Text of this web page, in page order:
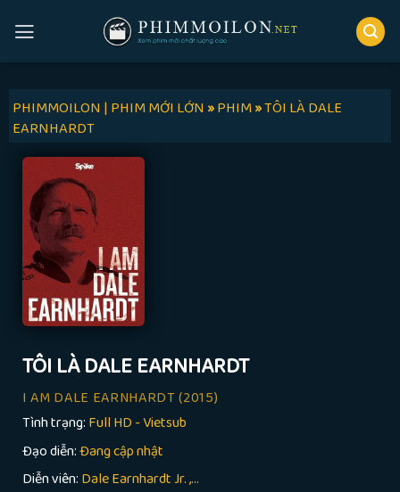
PHIMMOILON | PHIM MỚI LỚN»PHIM»TÔI LÀ DALE
EARNHARDT
TÔI LÀ DALE EARNHARDT
I AM DALE EARNHARDT(2015)
Tình trạng: Full HD - Vietsub
Đạo diễn:Đang cập nhật
Diễn viên: Dale Earnhardt Jr. ,...